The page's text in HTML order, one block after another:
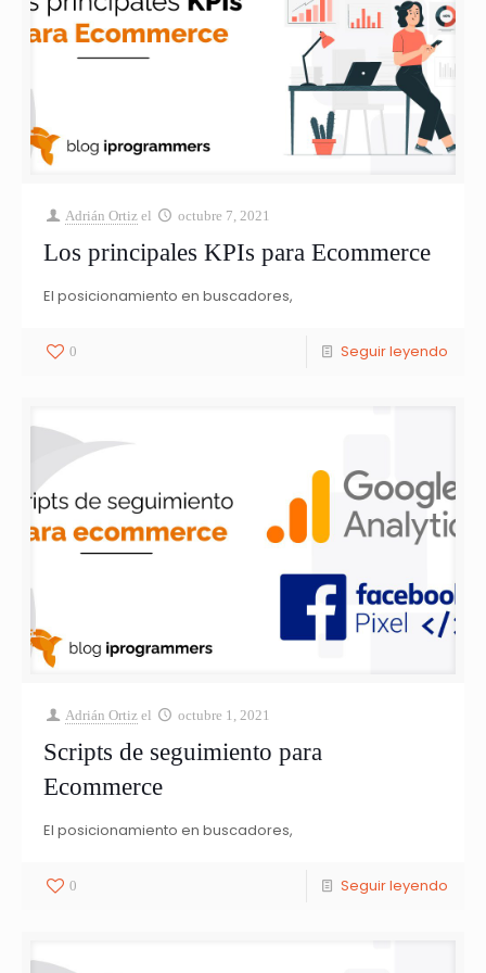
Adrián Ortiz el octubre 7, 2021
Los principales KPIs para Ecommerce
El posicionamiento en buscadores,
0 Seguir leyendo
Adrián Ortiz el octubre 1, 2021
Scripts de seguimiento para
Ecommerce
El posicionamiento en buscadores,
0 Seguir leyendo